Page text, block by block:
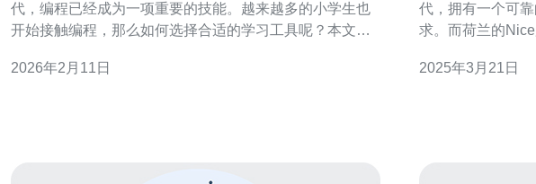
代，编程已经成为一项重要的技能。越来越多的小学生也
开始接触编程，那么如何选择合适的学习工具呢？本文将
具体的操作指南。 1. 什么是无服务器VPS？ 无服务器
2026年2月11日
代，拥有一个可
求。而荷兰的
络基础设施和高
2025年3月21日